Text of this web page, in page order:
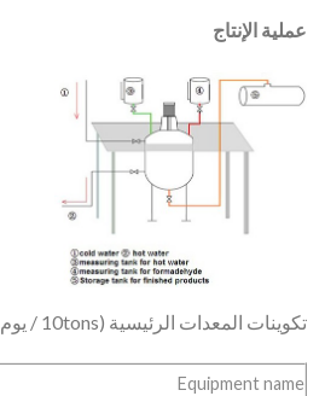
عملية الإنتاج
تكوينات المعدات الرئيسية (10tons / يوم)
Equipment name